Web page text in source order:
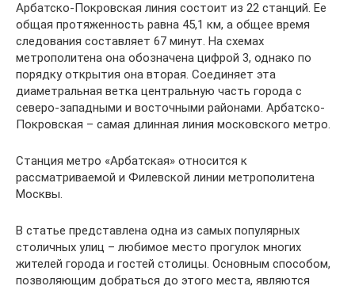
Арбатско-Покровская линия состоит из 22 станций. Ее
общая протяженность равна 45,1 км, а общее время
следования составляет 67 минут. На схемах
метрополитена она обозначена цифрой 3, однако по
порядку открытия она вторая. Соединяет эта
диаметральная ветка центральную часть города с
северо-западными и восточными районами. Арбатско-
Покровская – самая длинная линия московского метро.
Станция метро «Арбатская» относится к
рассматриваемой и Филевской линии метрополитена
Москвы.
В статье представлена одна из самых популярных
столичных улиц – любимое место прогулок многих
жителей города и гостей столицы. Основным способом,
позволяющим добраться до этого места, являются